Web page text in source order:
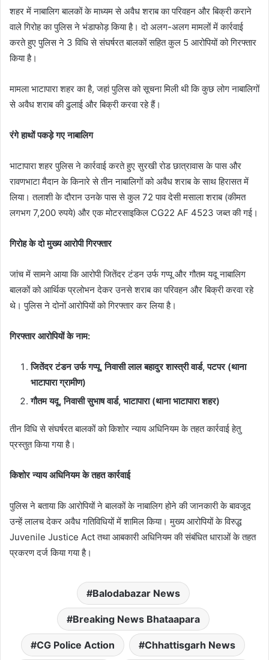
शहर में नाबालिग बालकों के माध्यम से अवैध शराब का परिवहन और बिक्री कराने
वाले गिरोह का पुलिस ने भंडाफोड़ किया है। दो अलग-अलग मामलों में कार्रवाई
करते हुए पुलिस ने 3 विधि से संघर्षरत बालकों सहित कुल 5 आरोपियों को गिरफ्तार
किया है।
मामला भाटापारा शहर का है, जहां पुलिस को सूचना मिली थी कि कुछ लोग नाबालिगों
से अवैध शराब की ढुलाई और बिक्री करवा रहे हैं।
रंगे हाथों पकड़े गए नाबालिग
भाटापारा शहर पुलिस ने कार्रवाई करते हुए सुरखी रोड छात्रावास के पास और
रावणभाटा मैदान के किनारे से तीन नाबालिगों को अवैध शराब के साथ हिरासत में
लिया। तलाशी के दौरान उनके पास से कुल 72 पाव देसी मसाला शराब (कीमत
लगभग 7,200 रुपये) और एक मोटरसाइकिल CG22 AF 4523 जब्त की गई।
गिरोह के दो मुख्य आरोपी गिरफ्तार
जांच में सामने आया कि आरोपी जितेंदर टंडन उर्फ गप्पू और गौतम यदू नाबालिग
बालकों को आर्थिक प्रलोभन देकर उनसे शराब का परिवहन और बिक्री करवा रहे
थे। पुलिस ने दोनों आरोपियों को गिरफ्तार कर लिया है।
गिरफ्तार आरोपियों के नाम:
जितेंदर टंडन उर्फ गप्पू, निवासी लाल बहादुर शास्त्री वार्ड, पटपर (थाना
भाटापारा ग्रामीण)
गौतम यदू, निवासी सुभाष वार्ड, भाटापारा (थाना भाटापारा शहर)
तीन विधि से संघर्षरत बालकों को किशोर न्याय अधिनियम के तहत कार्रवाई हेतु
प्रस्तुत किया गया है।
किशोर न्याय अधिनियम के तहत कार्रवाई
पुलिस ने बताया कि आरोपियों ने बालकों के नाबालिग होने की जानकारी के बावजूद
उन्हें लालच देकर अवैध गतिविधियों में शामिल किया। मुख्य आरोपियों के विरुद्ध
Juvenile Justice Act तथा आबकारी अधिनियम की संबंधित धाराओं के तहत
प्रकरण दर्ज किया गया है।
Balodabazar News
Breaking News Bhataapara
CG Police Action Chhattisgarh News